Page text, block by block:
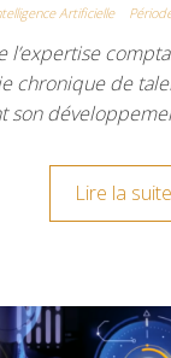
Artificielle
l’expertise
chronique de
son
Lire la suite